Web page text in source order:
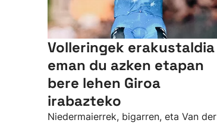
Volleringek erakustaldia
eman du azken etapan
bere lehen Giroa
irabazteko
Niedermaierrek, bigarren, eta Van der